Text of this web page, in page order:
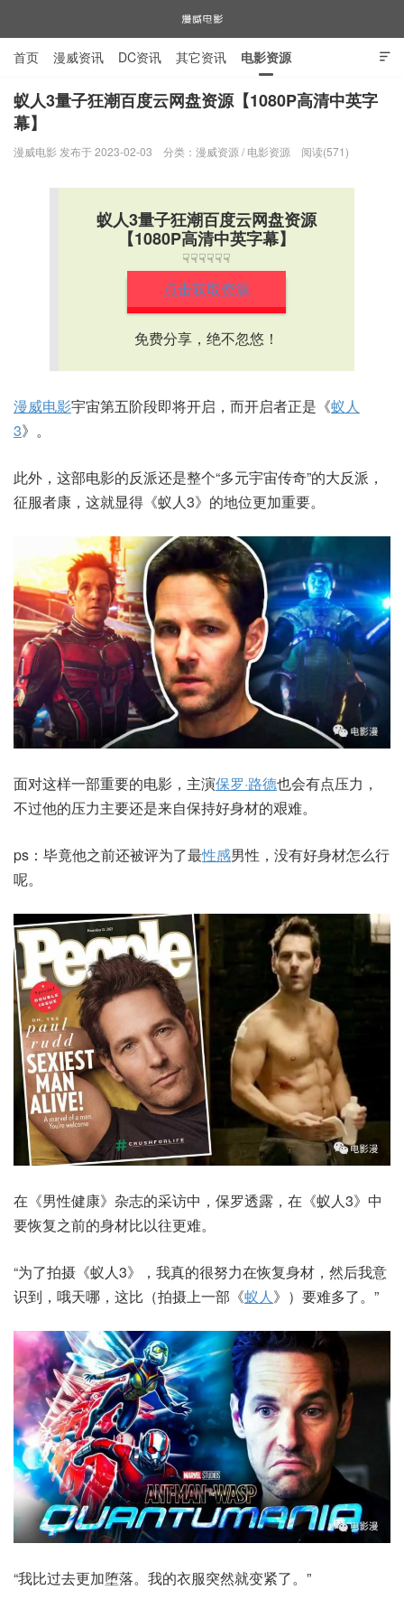
漫威电影

首页 漫威资讯 DC资讯 其它资讯 电影资源
电视剧资源 漫威图片
蚁人3量子狂潮百度云网盘资源【1080P高清中英字
幕】
漫威电影 发布于 2023-02-03 分类： 漫威资源 / 电影资源 阅读(571)
蚁人3量子狂潮百度云网盘资源
【1080P高清中英字幕】
☟☟☟☟☟☟
点击获取资源
免费分享，绝不忽悠！
漫威电影宇宙第五阶段即将开启，而开启者正是《蚁人
3》。
此外，这部电影的反派还是整个“多元宇宙传奇”的大反派，
征服者康，这就显得《蚁人3》的地位更加重要。
面对这样一部重要的电影，主演保罗·路德也会有点压力，
不过他的压力主要还是来自保持好身材的艰难。
ps：毕竟他之前还被评为了最性感男性，没有好身材怎么行
呢。
在《男性健康》杂志的采访中，保罗透露，在《蚁人3》中
要恢复之前的身材比以往更难。
“为了拍摄《蚁人3》，我真的很努力在恢复身材，然后我意
识到，哦天哪，这比（拍摄上一部《蚁人》）要难多了。”
“我比过去更加堕落。我的衣服突然就变紧了。”